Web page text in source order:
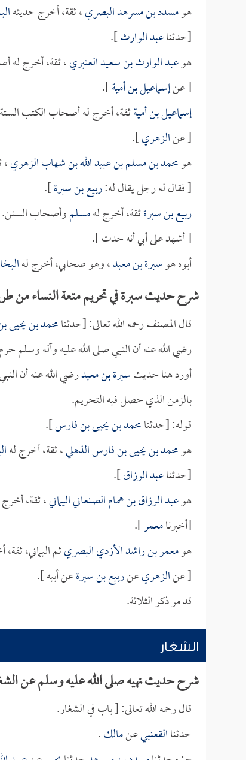
هومسدد بن مسرهد البصري، ثقة، أخرج حديثه
[حدثناعبد الوارث].
هوعبد الوارث بن سعيد العنبري، ثقة، أخرج له
[ عنإسماعيل بن أمية].
إسماعيل بن أميةثقة، أخرج له أصحاب الكتب
[ عنالزهري].
هومحمد بن مسلم بن عبيد الله بن شهاب الزهري
[ فقال له رجل يقال له:ربيع بن سبرة].
ربيع بن سبرةثقة، أخرج لهمسلموأصحاب السنن.
[ أشهد على أبي أنه حدث ].
أبوه هوسبرة بن معبد، وهو صحابي، أخرج له
شرح حديث سبرة في تحريم متعة النساء من
قال المصنف رحمه الله تعالى: [حدثنامحمد بن يحيى
رضي الله عنه أن النبي صلى الله عليه وآله وسلم
أورد هنا حديثسبرة بن معبدرضي الله عنه أن
بالزمن الذي حصل فيه التحريم.
قوله: [حدثنامحمد بن يحيى بن فارس].
هومحمد بن يحيى بن فارس الذهلي، ثقة، أخرج له
[حدثناعبد الرزاق].
هوعبد الرزاق بن همام الصنعاني اليماني، ثقة،
[أخبرنامعمر].
هومعمر بن راشد الأزدي البصريثم اليماني،
[ عنالزهريعنربيع بن سبرةعن أبيه ].
قد مر ذكر الثلاثة.
الشغار
شرح حديث نهيه صلى الله عليه وسلم عن
قال رحمه الله تعالى: [ باب في الشغار.
حدثناالقعنبيعنمالك.